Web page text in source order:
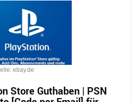
ebay.de
Store Guthaben | PSN